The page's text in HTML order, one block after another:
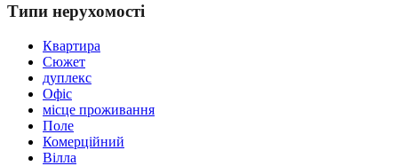
Типи нерухомості
Квартира
Сюжет
дуплекс
Офіс
місце проживання
Поле
Комерційний
Вілла